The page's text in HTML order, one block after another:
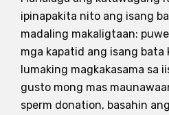
ipinapakita nito ang isang
madaling makaligtaan:
mga kapatid ang isang bata
lumaking magkakasama sa
gusto mong mas
sperm donation, basahin